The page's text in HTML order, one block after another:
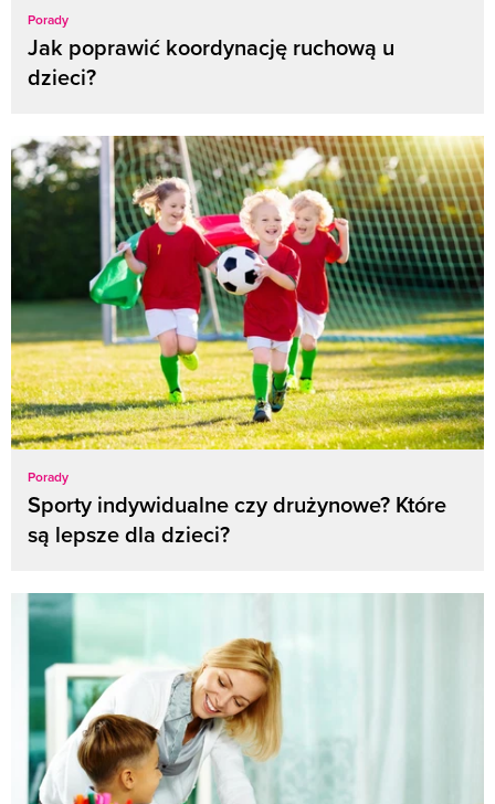
Porady
Jak poprawić koordynację ruchową u
dzieci?
Porady
Sporty indywidualne czy drużynowe? Które
są lepsze dla dzieci?